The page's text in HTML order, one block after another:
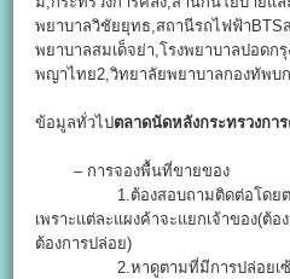
พยาบาลวิชัยยุทธ,สถานีรถไฟฟ้า
พยาบาลสมเด็จย่า,โรงพยาบาลปอดกรุ
พญาไทย2,วิทยาลัยพยาบาลกองทัพบก
ข้อมูลทั่วไปตลาดนัดหลังกระทรวงกา
– การจองพื้นที่ขายของ
1.ต้องสอบถามติดต่อโดยตรงกั
เพราะแต่ละแผงค้าจะแยกเจ้าของ(ต้
ต้องการปล่อย)
2.หาดูตามที่มีการปล่อยเซ้งห